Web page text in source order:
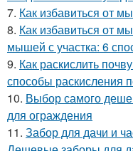
7. Как избавиться от
8. Как избавиться от
мышей с участка: 6
9. Как раскислить
способы раскисления
10. Выбор самого
для ограждения
11. Забор для дачи и